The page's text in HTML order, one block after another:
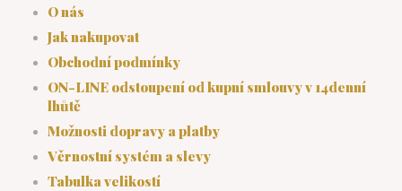
O nás
Jak nakupovat
Obchodní podmínky
ON-LINE odstoupení od kupní smlouvy v 14denní
lhůtě
Možnosti dopravy a platby
Věrnostní systém a slevy
Tabulka velikostí